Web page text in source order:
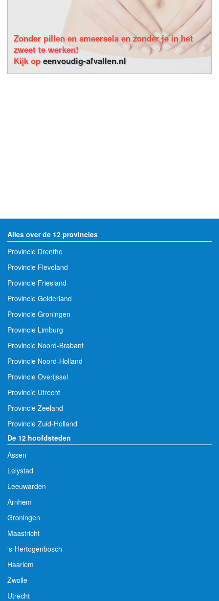
Zonder pillen en smeersels en zonder je in het
zweet te werken!
Kijk opeenvoudig-afvallen.nl
Alles over de 12 provincies
Provincie Drenthe
Provincie Flevoland
Provincie Friesland
Provincie Gelderland
Provincie Groningen
Provincie Limburg
Provincie Noord-Brabant
Provincie Noord-Holland
Provincie Overijssel
Provincie Utrecht
Provincie Zeeland
Provincie Zuid-Holland
De 12 hoofdsteden
Assen
Lelystad
Leeuwarden
Arnhem
Groningen
Maastricht
's-Hertogenbosch
Haarlem
Zwolle
Utrecht